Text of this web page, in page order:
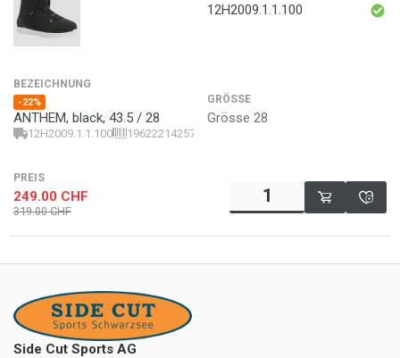
12H2009.1.1.100
BEZEICHNUNG
-22%
ANTHEM, black, 43.5 / 28
12H2009.1.1.100 196222142571
GRÖSSE
Grösse 28
PREIS
249.00 CHF
319.00 CHF
Side Cut Sports AG